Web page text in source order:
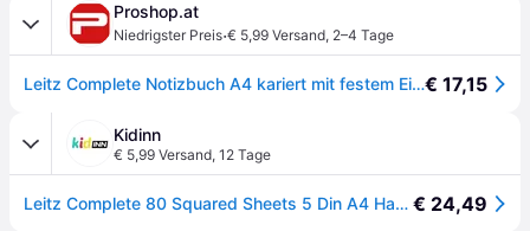
Proshop.at
Niedrigster Preis·€ 5,99 Versand, 2–4 Tage
Leitz Complete Notizbuch A4 kariert mit festem Einband Schwarz€ 17,15
Kidinn
€ 5,99 Versand, 12 Tage
Leitz Complete 80 Squared Sheets 5 Din A4 Hardcover Notebook Rot Kinder € 24,49